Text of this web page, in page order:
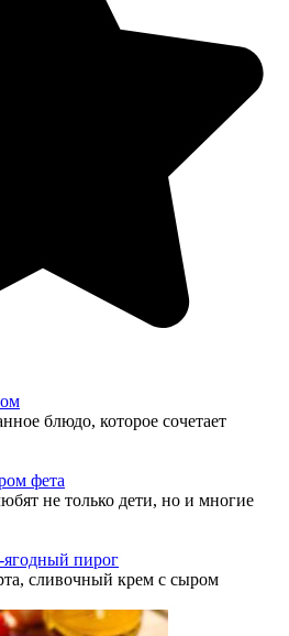
блюдо, которое сочетает
фета
не только дети, но и многие
ягодный пирог
сливочный крем с сыром